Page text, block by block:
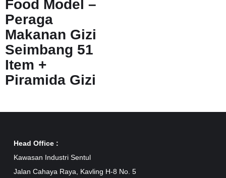
Food Model –
Peraga
Makanan Gizi
Seimbang 51
Item +
Piramida Gizi
Head Office :
Kawasan Industri Sentul
Jalan Cahaya Raya, Kavling H-8 No. 5